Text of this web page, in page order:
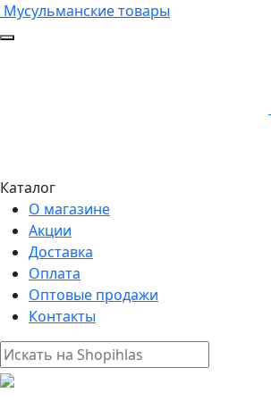
Мусульманские товары
Каталог
О магазине
Акции
Доставка
Оплата
Оптовые продажи
Контакты